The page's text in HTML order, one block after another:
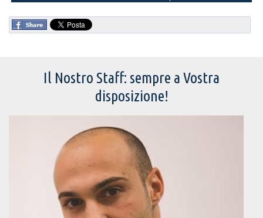
Il Nostro Staff: sempre a Vostra
disposizione!